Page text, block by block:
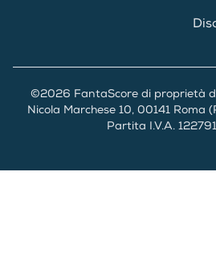
©2026 FantaScore di proprietà
Nicola Marchese 10, 00141 Roma
Partita I.V.A.